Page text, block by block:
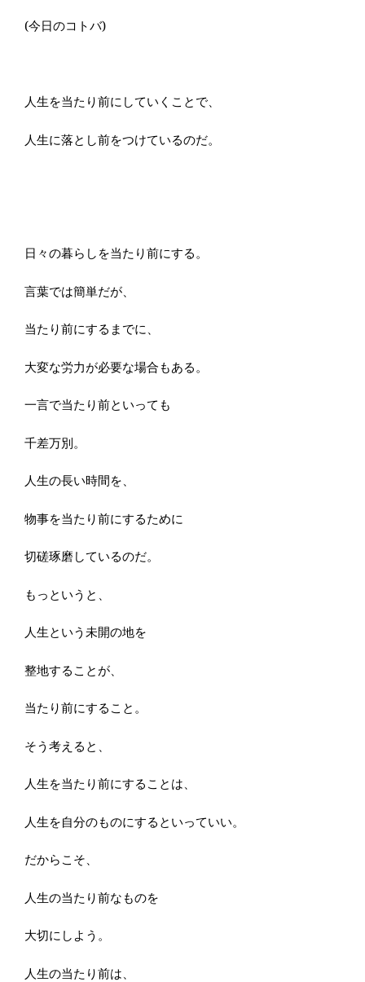
(今日のコトバ)
人生を当たり前にしていくことで、
人生に落とし前をつけているのだ。
日々の暮らしを当たり前にする。
言葉では簡単だが、
当たり前にするまでに、
大変な労力が必要な場合もある。
一言で当たり前といっても
千差万別。
人生の長い時間を、
物事を当たり前にするために
切磋琢磨しているのだ。
もっというと、
人生という未開の地を
整地することが、
当たり前にすること。
そう考えると、
人生を当たり前にすることは、
人生を自分のものにするといっていい。
だからこそ、
人生の当たり前なものを
大切にしよう。
人生の当たり前は、